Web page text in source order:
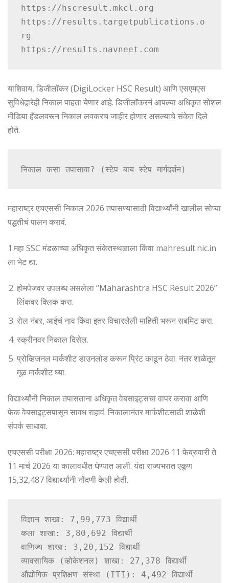
https://hscresult.mkcl.org
https://results.targetpublications.o
rg
https://results.navneet.com
याशिवाय, डिजीलॉकर (DigiLocker HSC Result) आणि एसएमएस
सुविधेद्वारेही निकाल पाहता येणार आहे. डिजीलॉकरनं आपल्या अधिकृत सोशल
मीडिया हँडलवरून निकाल लवकरच जाहीर होणार असल्याचे संकेत दिले
होते.
निकाल कसा तपासावा? (स्टेप-बाय-स्टेप मार्गदर्शन)
महाराष्ट्र एचएससी निकाल 2026 तपासण्यासाठी विद्यार्थ्यांनी खालील सोप्या
पद्धतीचं पालन करावं.
1.महा SSC मंडळाच्या अधिकृत संकेतस्थळाला किंवा mahresult.nic.in
ला भेट द्या.
होमपेजवर उपलब्ध असलेला “Maharashtra HSC Result 2026”
लिंकवर क्लिक करा.
रोल नंबर, आईचं नाव किंवा इतर विचारलेली माहिती भरून सबमिट करा.
स्क्रीनवर निकाल दिसेल.
प्रोव्हिजनल मार्कशीट डाउनलोड करून प्रिंट काढून ठेवा. नंतर शाळेतून
मूळ मार्कशीट घ्या.
विद्यार्थ्यांनी निकाल तपासताना अधिकृत वेबसाइट्सचा वापर करावा आणि
फेक वेबसाइट्सपासून सावध राहावं. निकालानंतर मार्कशीटसाठी शाळेशी
संपर्क साधावा.
एचएससी परीक्षा 2026: महाराष्ट्र एचएससी परीक्षा 2026 11 फेब्रुवारी ते
11 मार्च 2026 या कालावधीत घेण्यात आली. यंदा राज्यभरात एकूण
15,32,487 विद्यार्थ्यांनी नोंदणी केली होती.
विज्ञान शाखा: 7,99,773 विद्यार्थी
कला शाखा: 3,80,692 विद्यार्थी
वाणिज्य शाखा: 3,20,152 विद्यार्थी
व्यावसायिक (व्होकेशनल) शाखा: 27,378 विद्यार्थी
औद्योगिक प्रशिक्षण संस्था (ITI): 4,492 विद्यार्थी